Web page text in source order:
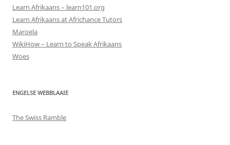
Learn Afrikaans – learn101.org
Learn Afrikaans at Africhance Tutors
Maroela
WikiHow – Learn to Speak Afrikaans
Woes
ENGELSE WEBBLAAIE
The Swiss Ramble